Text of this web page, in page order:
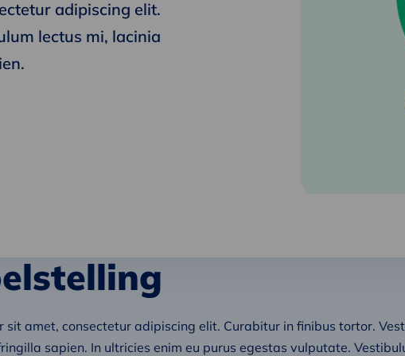
adipiscing elit.
lectus mi, lacinia
sit amet, consectetur adipiscing elit. Curabitur in finibus tortor.
sapien. In ultricies enim eu purus egestas vulputate.